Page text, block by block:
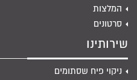
המלצות
סרטונים
שירותינו
ניקוי פיח שסתומים